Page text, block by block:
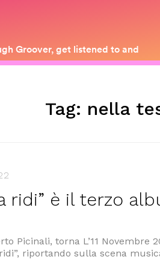
Tag: nella
ridi” è il terzo
Picinali, torna L’11 Novembre
riportando sulla scena